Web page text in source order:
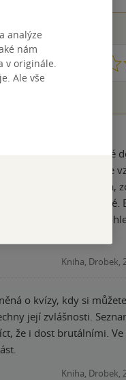
moc 1
pořídit tištěnou. Takové
mi prima, že má ke
taková vedlejší linka,
bravurně napsané.
četli sérii H2O, tak
Kniha, Drobek,
o kvízy, kdy si
její zvlášnosti.
že i dost brutálními. Ve
Kniha, Drobek,
analýze
nám
v originále.
Ale vše